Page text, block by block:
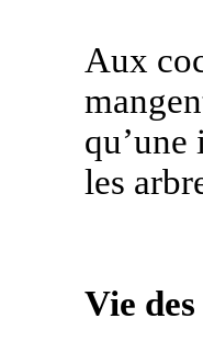
Aux
qu’une
les
Vie